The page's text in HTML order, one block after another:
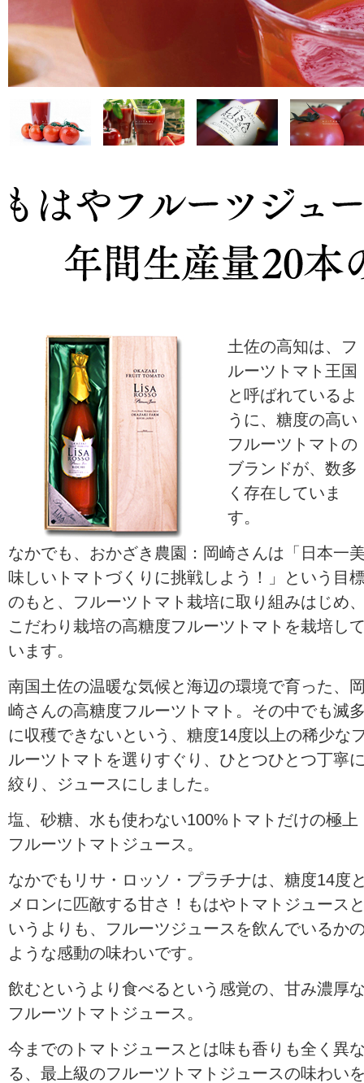
土佐の高知は、フ
ルーツトマト王国
と呼ばれているよ
うに、糖度の高い
フルーツトマトの
ブランドが、数多
く存在していま
す。
なかでも、おかざき農園：岡崎さんは「日本一
味しいトマトづくりに挑戦しよう！」という目
のもと、フルーツトマト栽培に取り組みはじめ
こだわり栽培の高糖度フルーツトマトを栽培し
います。
南国土佐の温暖な気候と海辺の環境で育った、
崎さんの高糖度フルーツトマト。その中でも滅
に収穫できないという、糖度14度以上の稀少な
ルーツトマトを選りすぐり、ひとつひとつ丁寧
絞り、ジュースにしました。
塩、砂糖、水も使わない100%トマトだけの極上
フルーツトマトジュース。
なかでもリサ・ロッソ・プラチナは、糖度14度
メロンに匹敵する甘さ！もはやトマトジュース
いうよりも、フルーツジュースを飲んでいるか
ような感動の味わいです。
飲むというより食べるという感覚の、甘み濃厚
フルーツトマトジュース。
今までのトマトジュースとは味も香りも全く異
る、最上級のフルーツトマトジュースの味わい